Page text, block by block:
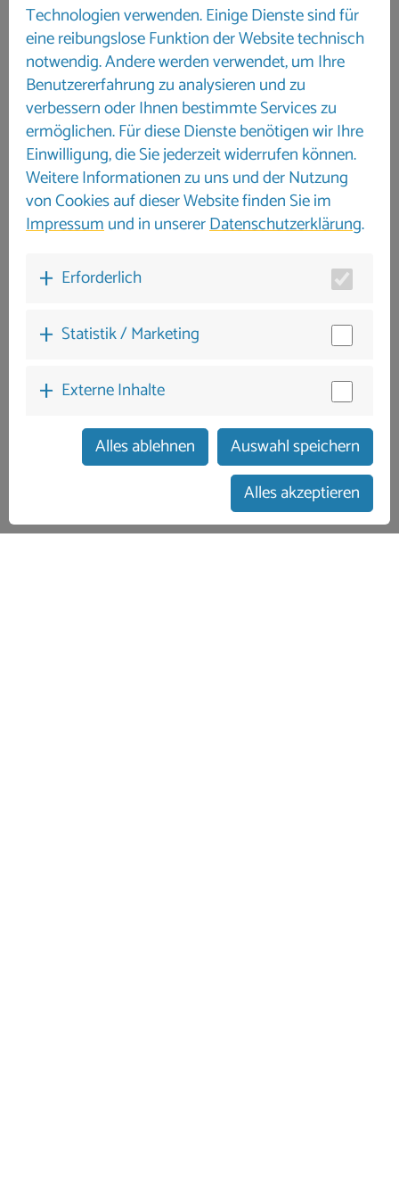
ab dem 8. Tag vor Reiseantritt 100 %
Kaution 300,00 €
zum Buchungskalender
Technologien verwenden. Einige Dienste sind für
eine reibungslose Funktion der Website technisch
notwendig. Andere werden verwendet, um Ihre
Benutzererfahrung zu analysieren und zu
verbessern oder Ihnen bestimmte Services zu
ermöglichen. Für diese Dienste benötigen wir Ihre
Einwilligung, die Sie jederzeit widerrufen können.
Weitere Informationen zu uns und der Nutzung
von Cookies auf dieser Website finden Sie im
Impressumund in unsererDatenschutzerklärung.
Erforderlich
Statistik / Marketing
Externe Inhalte
Alles ablehnen
Auswahl speichern
Alles akzeptieren